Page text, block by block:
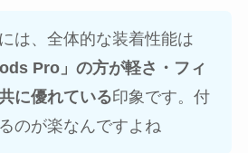
は、全体的な装着性能は
Pro」の方が軽さ・フィ
に優れている印象です。付
のが楽なんですよね